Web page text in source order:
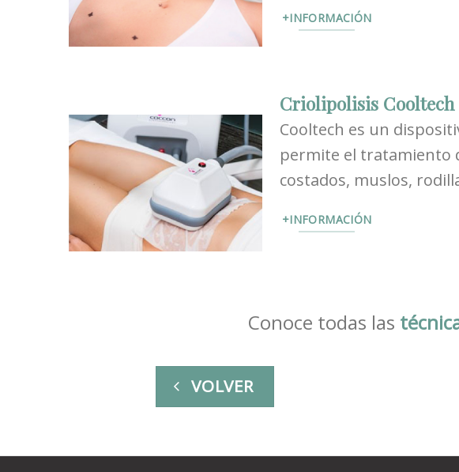
+INFORMACIÓN
Criolipolisis Cooltech
Cooltech es un
permite el tratamiento
costados, muslos,
+INFORMACIÓN
Conoce todas las
VOLVER